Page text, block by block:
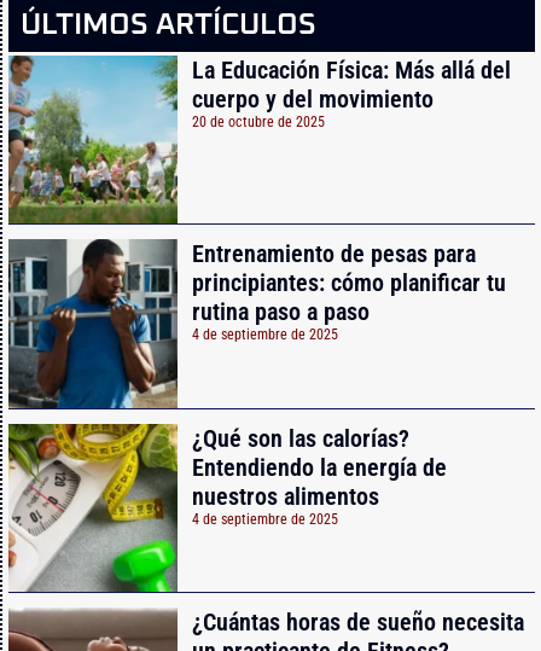
ÚLTIMOS ARTÍCULOS
La Educación Física: Más allá del
cuerpo y del movimiento
20 de octubre de 2025
Entrenamiento de pesas para
principiantes: cómo planificar tu
rutina paso a paso
4 de septiembre de 2025
¿Qué son las calorías?
Entendiendo la energía de
nuestros alimentos
4 de septiembre de 2025
¿Cuántas horas de sueño necesita